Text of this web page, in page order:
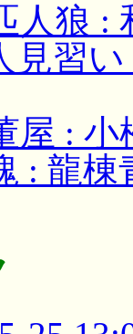
人狼 :
見習
屋 :
: 龍